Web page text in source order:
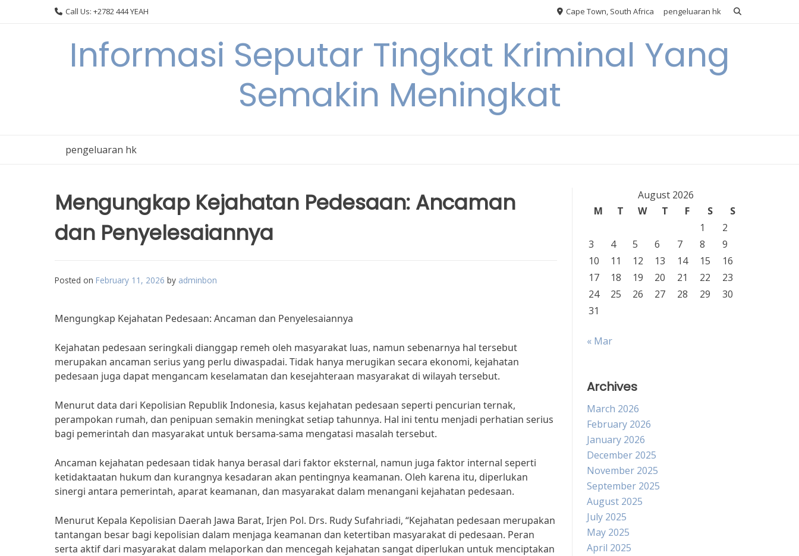
Call Us: +2782 444 YEAH Cape Town, South Africa pengeluaran hk
Informasi Seputar Tingkat Kriminal Yang
Semakin Meningkat
pengeluaran hk
Mengungkap Kejahatan Pedesaan: Ancaman
dan Penyelesaiannya
Posted on February 11, 2026 by adminbon
Mengungkap Kejahatan Pedesaan: Ancaman dan Penyelesaiannya
Kejahatan pedesaan seringkali dianggap remeh oleh masyarakat luas, namun sebenarnya hal tersebut
merupakan ancaman serius yang perlu diwaspadai. Tidak hanya merugikan secara ekonomi, kejahatan
pedesaan juga dapat mengancam keselamatan dan kesejahteraan masyarakat di wilayah tersebut.
Menurut data dari Kepolisian Republik Indonesia, kasus kejahatan pedesaan seperti pencurian ternak,
perampokan rumah, dan penipuan semakin meningkat setiap tahunnya. Hal ini tentu menjadi perhatian serius
bagi pemerintah dan masyarakat untuk bersama-sama mengatasi masalah tersebut.
Ancaman kejahatan pedesaan tidak hanya berasal dari faktor eksternal, namun juga faktor internal seperti
ketidaktaatan hukum dan kurangnya kesadaran akan pentingnya keamanan. Oleh karena itu, diperlukan
sinergi antara pemerintah, aparat keamanan, dan masyarakat dalam menangani kejahatan pedesaan.
Menurut Kepala Kepolisian Daerah Jawa Barat, Irjen Pol. Drs. Rudy Sufahriadi, “Kejahatan pedesaan merupakan
tantangan besar bagi kepolisian dalam menjaga keamanan dan ketertiban masyarakat di pedesaan. Peran
serta aktif dari masyarakat dalam melaporkan dan mencegah kejahatan sangat diperlukan untuk menciptakan
August 2026
M
T W T F S
S
1
2
3
4 5 6 7 8
9
10
11 12 13 14 15
16
17
18 19 20 21 22
23
24
25 26 27 28 29
30
31
« Mar
Archives
March 2026
February 2026
January 2026
December 2025
November 2025
September 2025
August 2025
July 2025
May 2025
April 2025